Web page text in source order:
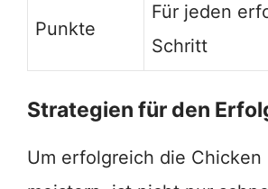
Punkte
Für jeden
Schritt
Strategien für den
Um erfolgreich die Chicken